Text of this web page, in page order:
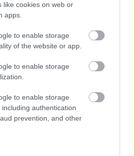
like cookies on web or
apps.
to enable storage
of the website or app.
to enable storage
to enable storage
authentication
prevention, and other
a múltról, jelen a jelenről és
ugyanis ez a három
nem találhatom.
a múltról. Szemléletünk: jelen a
jelen a jövőről.”
Vallomások, ford. Városi
1982, 365. –
igazi, csak a jelen